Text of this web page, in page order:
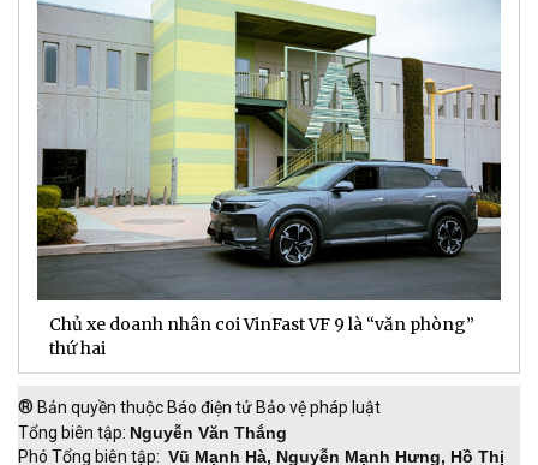
Chủ xe doanh nhân coi VinFast VF 9 là “văn phòng”
thứ hai
® Bản quyền thuộc Báo điện tử Bảo vệ pháp luật
Tổng biên tập: Nguyễn Văn Thắng
Phó Tổng biên tập: Vũ Mạnh Hà, Nguyễn Mạnh Hưng, Hồ Thị